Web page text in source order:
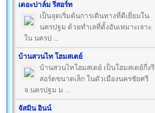
เดอะปาล์ม รีสอร์ท
เป็นจุดเริ่มต้นการเดินทางที่ดีเยี่ยมใน
นครปฐม ด้วยทำเลที่ตั้งอันเหมาะเจาะ
ใน นครป ...
บ้านสวนไท โฮมสเตย์
บ้านสวนไทโฮมสเตย์ เป็นโฮมสเตย์กึ่งรี
สอร์ตขนาดเล็ก ในตัวเมืองนครชัยศรี
จ.นครปฐม ม ...
จัสมิน อินน์